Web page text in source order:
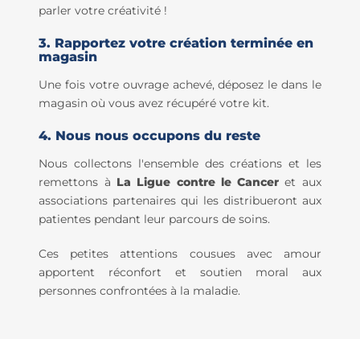
parler votre créativité !
3. Rapportez votre création terminée en
magasin
Une fois votre ouvrage achevé, déposez le dans le
magasin où vous avez récupéré votre kit.
4. Nous nous occupons du reste
Nous collectons l'ensemble des créations et les
remettons à La Ligue contre le Cancer et aux
associations partenaires qui les distribueront aux
patientes pendant leur parcours de soins.
Ces petites attentions cousues avec amour
apportent réconfort et soutien moral aux
personnes confrontées à la maladie.